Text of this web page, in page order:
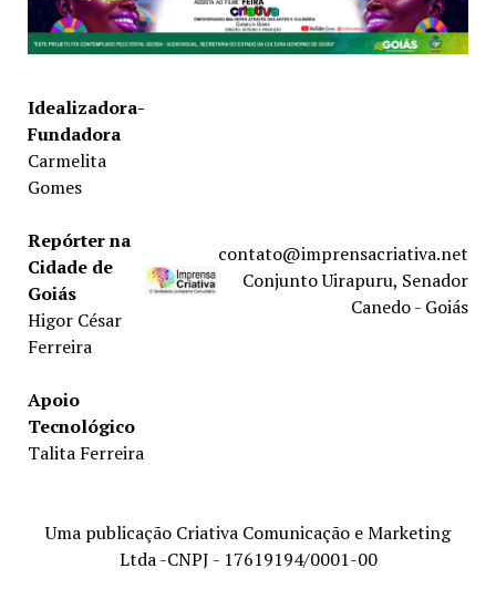
Idealizadora-
Fundadora
Carmelita
Gomes
Repórter na
Cidade de
Goiás
Higor César
Ferreira
Apoio
Tecnológico
Talita Ferreira
contato@imprensacriativa.net
Conjunto Uirapuru, Senador
Canedo - Goiás
Uma publicação Criativa Comunicação e Marketing
Ltda -CNPJ - 17619194/0001-00